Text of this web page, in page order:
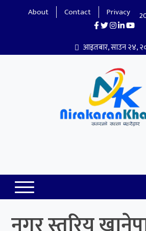
About Contact Privacy
आइतबार, साउन २४,